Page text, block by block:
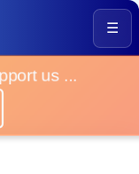
☰
us ...